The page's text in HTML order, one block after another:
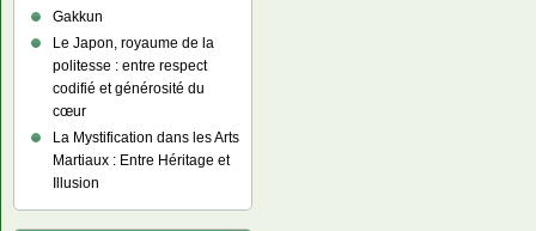
Gakkun
Le Japon, royaume de la
politesse : entre respect
codifié et générosité du
cœur
La Mystification dans les Arts
Martiaux : Entre Héritage et
Illusion